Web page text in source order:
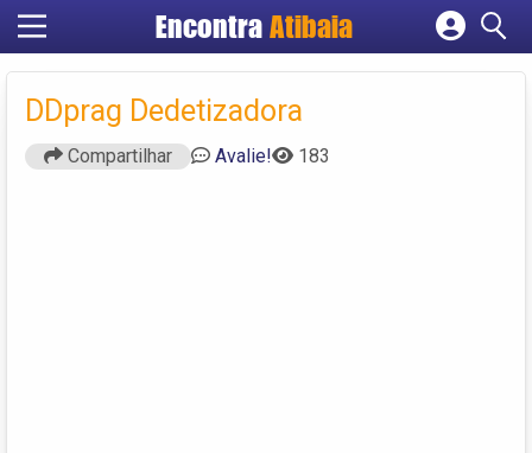
Encontra Atibaia
Cadastrar empresa
Criar conta
DDprag Dedetizadora
Compartilhar Avalie! 183